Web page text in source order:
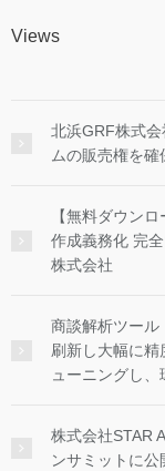
Views
北浜GRF株式
ムの販売権を確
【無料ダウン
作成義務化 完
株式会社
商談解析ツール
刷新し大幅に
ューニングし
株式会社STAR
ンサミットに公